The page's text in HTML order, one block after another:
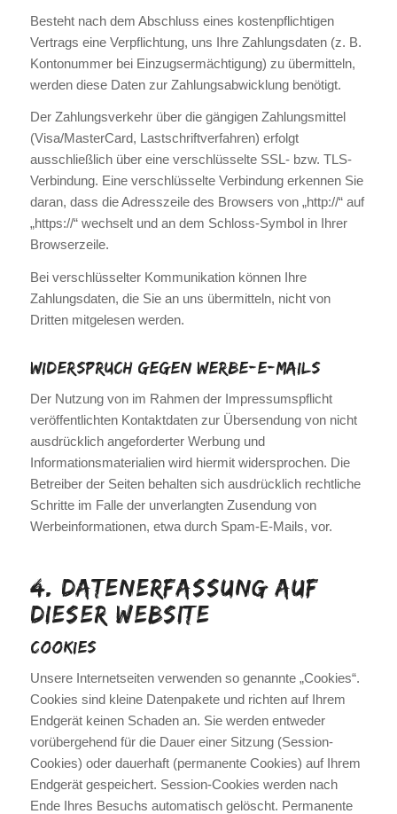
Besteht nach dem Abschluss eines kostenpflichtigen
Vertrags eine Verpflichtung, uns Ihre Zahlungsdaten (z. B.
Kontonummer bei Einzugsermächtigung) zu übermitteln,
werden diese Daten zur Zahlungsabwicklung benötigt.
Der Zahlungsverkehr über die gängigen Zahlungsmittel
(Visa/MasterCard, Lastschriftverfahren) erfolgt
ausschließlich über eine verschlüsselte SSL- bzw. TLS-
Verbindung. Eine verschlüsselte Verbindung erkennen Sie
daran, dass die Adresszeile des Browsers von „http://“ auf
„https://“ wechselt und an dem Schloss-Symbol in Ihrer
Browserzeile.
Bei verschlüsselter Kommunikation können Ihre
Zahlungsdaten, die Sie an uns übermitteln, nicht von
Dritten mitgelesen werden.
Widerspruch gegen Werbe-E-Mails
Der Nutzung von im Rahmen der Impressumspflicht
veröffentlichten Kontaktdaten zur Übersendung von nicht
ausdrücklich angeforderter Werbung und
Informationsmaterialien wird hiermit widersprochen. Die
Betreiber der Seiten behalten sich ausdrücklich rechtliche
Schritte im Falle der unverlangten Zusendung von
Werbeinformationen, etwa durch Spam-E-Mails, vor.
4. Datenerfassung auf
dieser Website
Cookies
Unsere Internetseiten verwenden so genannte „Cookies“.
Cookies sind kleine Datenpakete und richten auf Ihrem
Endgerät keinen Schaden an. Sie werden entweder
vorübergehend für die Dauer einer Sitzung (Session-
Cookies) oder dauerhaft (permanente Cookies) auf Ihrem
Endgerät gespeichert. Session-Cookies werden nach
Ende Ihres Besuchs automatisch gelöscht. Permanente